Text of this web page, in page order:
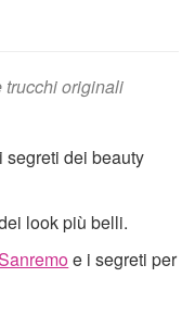
trucchi originali
segreti dei beauty
look più belli.
e i segreti per